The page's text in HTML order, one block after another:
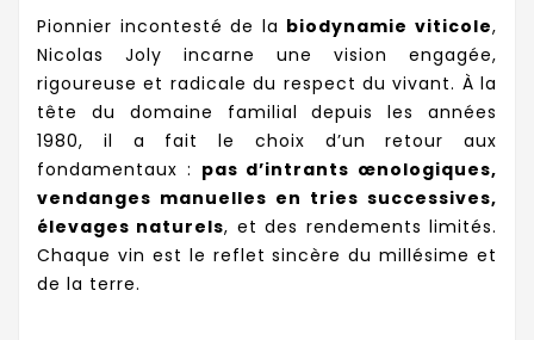
Pionnier incontesté de la biodynamie viticole,
Nicolas Joly incarne une vision engagée,
rigoureuse et radicale du respect du vivant. À la
tête du domaine familial depuis les années
1980, il a fait le choix d’un retour aux
fondamentaux : pas d’intrants œnologiques,
vendanges manuelles en tries successives,
élevages naturels, et des rendements limités.
Chaque vin est le reflet sincère du millésime et
de la terre.